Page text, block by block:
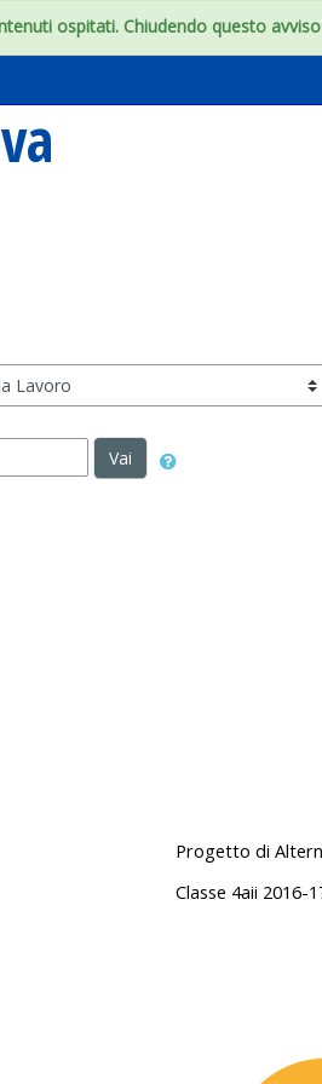
ospitati. Chiudendo questo
Vai
Progetto di
Classe 4aii 2016-